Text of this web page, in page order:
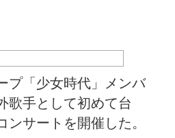
プ「少女時代」メンバ
歌手として初めて台
ンサートを開催した。